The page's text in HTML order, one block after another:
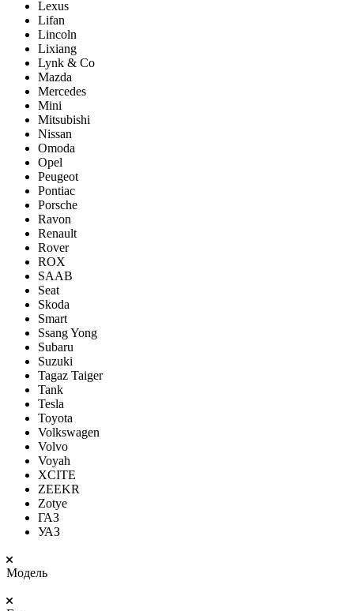
Lexus
Lifan
Lincoln
Lixiang
Lynk & Co
Mazda
Mercedes
Mini
Mitsubishi
Nissan
Omoda
Opel
Peugeot
Pontiac
Porsсhe
Ravon
Renault
Rover
ROX
SAAB
Seat
Skoda
Smart
Ssang Yong
Subaru
Suzuki
Tagaz Taiger
Tank
Tesla
Toyota
Volkswagen
Volvo
Voyah
XCITE
ZEEKR
Zotye
ГАЗ
УАЗ
Модель